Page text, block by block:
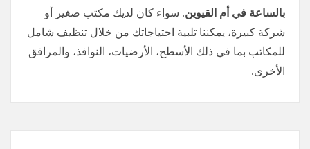
بالساعة في أم القيوين. سواء كان لديك مكتب صغير أو
شركة كبيرة، يمكننا تلبية احتياجاتك من خلال تنظيف شامل
للمكاتب بما في ذلك الأسطح، الأرضيات، النوافذ، والمرافق
الأخرى.